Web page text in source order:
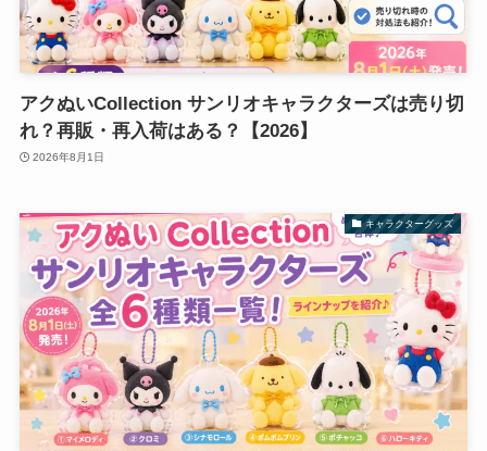
アクぬいCollection サンリオキャラクターズは売り切
れ？再販・再入荷はある？【2026】
2026年8月1日
キャラクターグッズ